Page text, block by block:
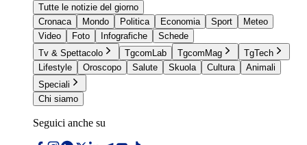
Tutte le notizie del giorno
Cronaca
Mondo Politica Economia Sport
Meteo
Video
Foto Infografiche
Schede
Tv & Spettacolo
TgcomLab TgcomMag
TgTech
Lifestyle
Oroscopo Salute Skuola Cultura
Animali
Speciali
Chi siamo
Seguici anche su